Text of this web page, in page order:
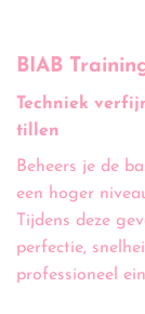
BIAB
Techniek
tillen
Beheers je de
een hoger
Tijdens deze
perfectie,
professioneel